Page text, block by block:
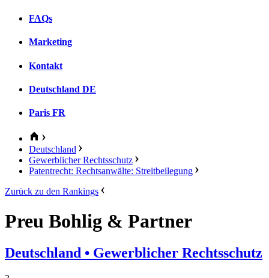
FAQs
Marketing
Kontakt
Deutschland DE
Paris FR
Deutschland
Gewerblicher Rechtsschutz
Patentrecht: Rechtsanwälte: Streitbeilegung
Zurück zu den Rankings
Preu Bohlig & Partner
Deutschland • Gewerblicher Rechtsschutz